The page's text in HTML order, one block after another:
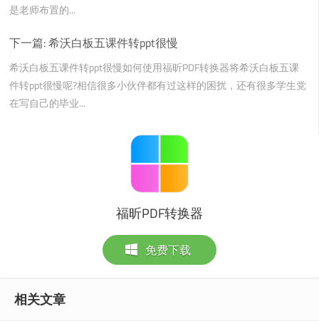
是老师布置的...
下一篇:希沃白板五课件转ppt很慢
希沃白板五课件转ppt很慢如何使用福昕PDF转换器将希沃白板五课
件转ppt很慢呢?相信很多小伙伴都有过这样的困扰，还有很多学生党
在写自己的毕业...
福昕PDF转换器
免费下载
相关文章